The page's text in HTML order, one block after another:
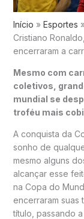
Início
Esportes
Cristiano
encerraram a
Mesmo com
coletivos,
mundial se
troféu mais
A conquista da
sonho de
mesmo alguns
alcançar esse
na Copa do
encerraram suas
título, passando